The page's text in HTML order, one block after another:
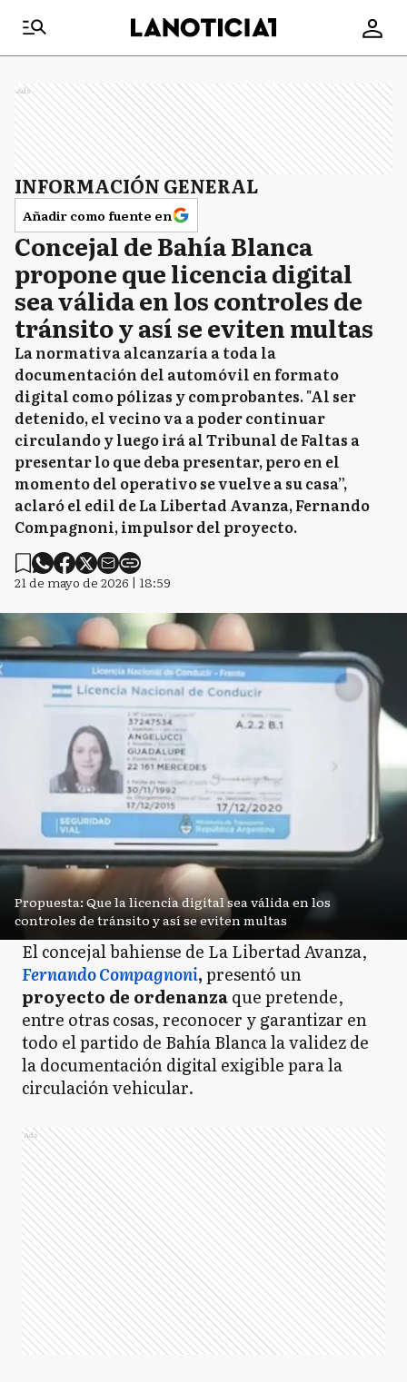
Ads
INFORMACIÓN GENERAL
Añadir como fuente en
Concejal de Bahía Blanca
propone que licencia digital
sea válida en los controles de
tránsito y así se eviten multas
La normativa alcanzaría a toda la
documentación del automóvil en formato
digital como pólizas y comprobantes. "Al ser
detenido, el vecino va a poder continuar
circulando y luego irá al Tribunal de Faltas a
presentar lo que deba presentar, pero en el
momento del operativo se vuelve a su casa”,
aclaró el edil de La Libertad Avanza, Fernando
Compagnoni, impulsor del proyecto.
21 de mayo de 2026 | 18:59
Propuesta: Que la licencia digital sea válida en los
controles de tránsito y así se eviten multas
El concejal bahiense de La Libertad Avanza,
Fernando Compagnoni,presentó un
proyecto de ordenanzaque pretende,
entre otras cosas, reconocer y garantizar en
todo el partido de Bahía Blanca la validez de
la documentación digital exigible para la
circulación vehicular.
Ads